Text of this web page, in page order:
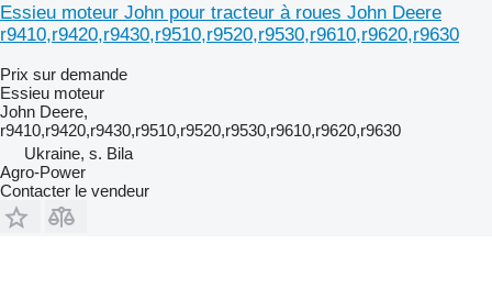
Essieu moteur John pour tracteur à roues John Deere
r9410,r9420,r9430,r9510,r9520,r9530,r9610,r9620,r9630
Prix sur demande
Essieu moteur
John Deere,
r9410,r9420,r9430,r9510,r9520,r9530,r9610,r9620,r9630
Ukraine, s. Bila
Agro-Power
Contacter le vendeur